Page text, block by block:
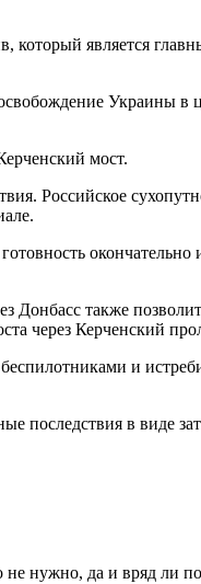
который является
Украины
мост.
Российское
также
через Керченский
и
последствия в виде
нужно, да и вряд ли